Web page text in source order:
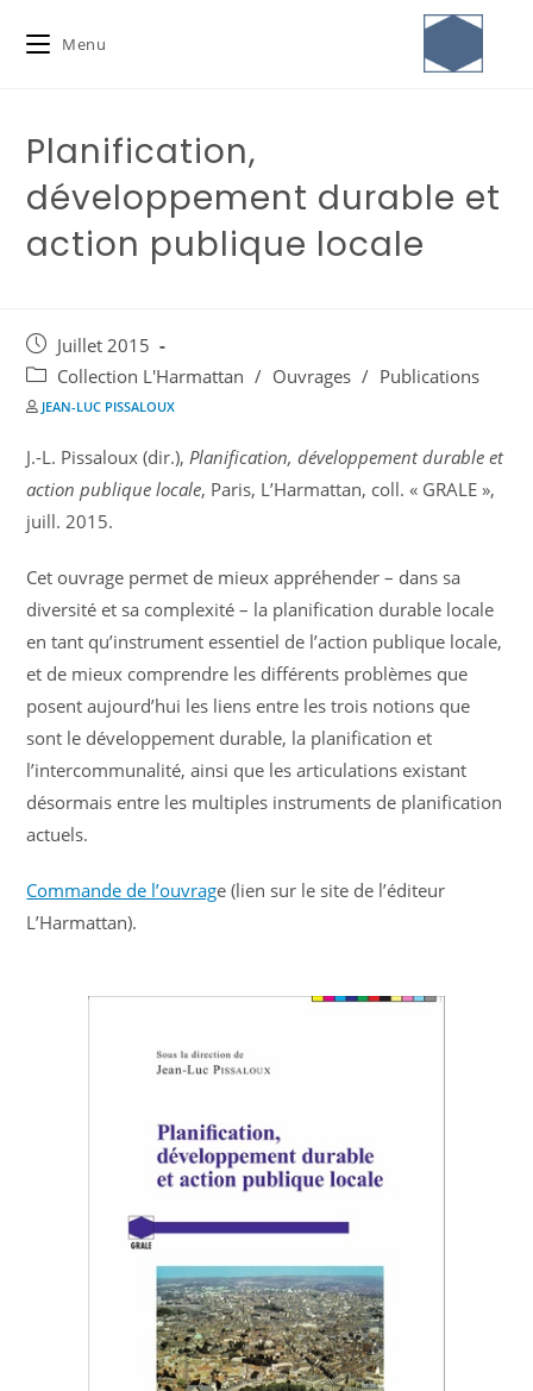
Menu
Planification,
développement durable et
action publique locale
Juillet 2015
Collection L'Harmattan / Ouvrages / Publications
JEAN-LUC PISSALOUX
J.-L. Pissaloux (dir.),Planification, développement durable et
action publique locale, Paris, L’Harmattan, coll. « GRALE »,
juill. 2015.
Cet ouvrage permet de mieux appréhender – dans sa
diversité et sa complexité – la planification durable locale
en tant qu’instrument essentiel de l’action publique locale,
et de mieux comprendre les différents problèmes que
posent aujourd’hui les liens entre les trois notions que
sont le développement durable, la planification et
l’intercommunalité, ainsi que les articulations existant
désormais entre les multiples instruments de planification
actuels.
Commande de l’ouvrage (lien sur le site de l’éditeur
L’Harmattan).